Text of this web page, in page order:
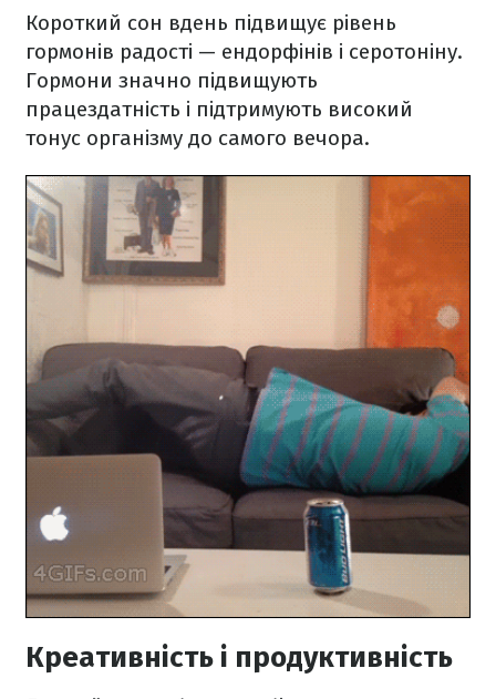
Короткий сон вдень підвищує рівень
гормонів радості — ендорфінів і серотоніну.
Гормони значно підвищують
працездатність і підтримують високий
тонус організму до самого вечора.
Креативність і продуктивність